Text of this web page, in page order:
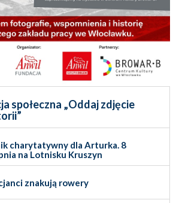
społeczna „Oddaj zdjęcie
charytatywny dla Arturka. 8
na Lotnisku Kruszyn
znakują rowery